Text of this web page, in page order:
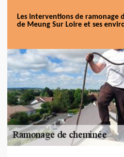
Les interventions de ramonage
de Meung Sur Loire et ses